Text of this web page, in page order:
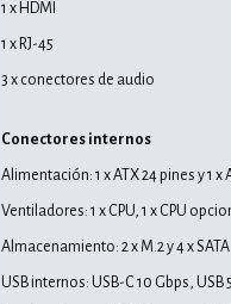
1 x HDMI
1 x RJ-45
3 x conectores de audio
Conectores internos
Alimentación: 1 x ATX 24 pines y 1 x
Ventiladores: 1 x CPU, 1 x CPU
Almacenamiento: 2 x M.2 y 4 x SATA
USB internos: USB-C 10 Gbps, USB